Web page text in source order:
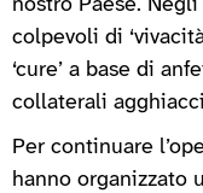
nostro Paese.
colpevoli di
‘cure’ a base di
collaterali
Per continuare
hanno organizzato